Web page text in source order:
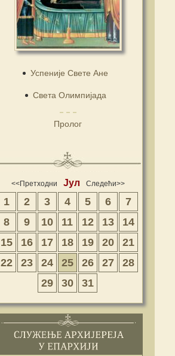
Успеније Свете Ане
Света Олимпијада
Пролог
<<Претходни Јул Следећи>>
1 2 3 4 5 6
7
8
9 10 11 12 13
14
15
16 17 18 19 20
21
22
23 24 25 26 27
28
29
30 31